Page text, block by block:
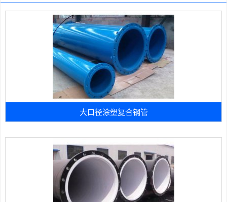
大口径涂塑复合钢管